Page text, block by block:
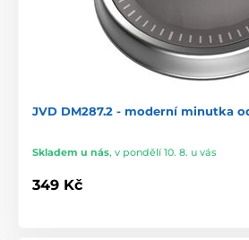
JVD DM287.2 - moderní minutka
Skladem u nás, v pondělí 10. 8. u vás
349 Kč